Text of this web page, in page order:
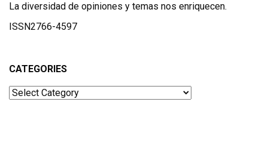
La diversidad de opiniones y temas nos enriquecen.
ISSN2766-4597
CATEGORIES
Categories